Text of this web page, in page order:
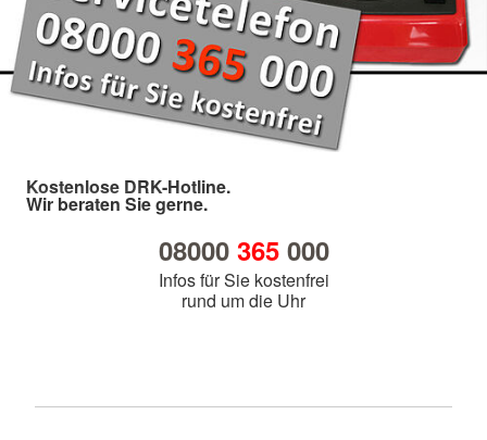
Kostenlose DRK-Hotline.
Wir beraten Sie gerne.
08000 365000
Infos für Sie kostenfrei
rund um die Uhr